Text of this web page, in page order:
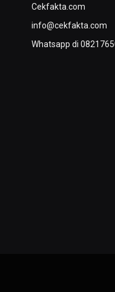
Cekfakta.com
info@cekfakta.com
Whatsapp di